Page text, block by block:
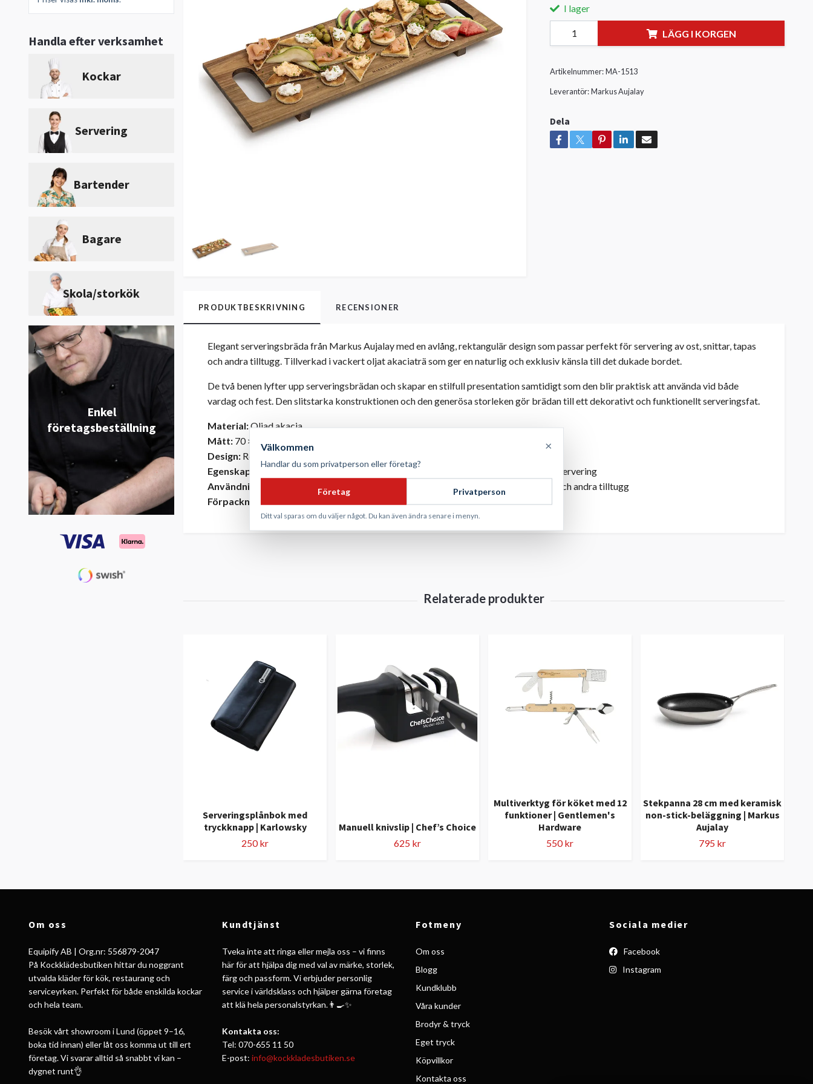
Handla efter verksamhet
Kockar
Servering
Bartender
Bagare
Skola/storkök
Enkel
företagsbeställning
I lager
LÄGG I KORGEN
Artikelnummer: MA-1513
Leverantör: Markus Aujalay
Dela
PRODUKTBESKRIVNING RECENSIONER
Elegant serveringsbräda från Markus Aujalay med en avlång, rektangulär design som passar perfekt för servering av ost, snittar, tapas
och andra tilltugg. Tillverkad i vackert oljat akaciaträ som ger en naturlig och exklusiv känsla till det dukade bordet.
De två benen lyfter upp serveringsbrädan och skapar en stilfull presentation samtidigt som den blir praktisk att använda vid både
vardag och fest. Den slitstarka konstruktionen och den generösa storleken gör brädan till ett dekorativt och funktionellt serveringsfat.
Material:Oljad akacia
Mått: 70 × 23 × 4 cm
Design: Rektangulär serveringsbräda med två ben
Egenskaper: Slitstark konstruktion, naturlig träfinish och upphöjd design för elegant servering
Användningsområde:
Perfekt för servering av ost, snittar, tapas, charkuterier, bröd och andra tilltugg
Förpackning:
Serveringsplånbok med
tryckknapp | Karlowsky
250 kr
Manuell knivslip | Chef’s Choice
625 kr
Multiverktyg för köket med 12
funktioner | Gentlemen's
Hardware
550 kr
Stekpanna 28 cm med keramisk
non-stick-beläggning | Markus
Aujalay
795 kr
Om oss
Equipify AB | Org.nr: 556879-2047
På Kockklädesbutiken hittar du noggrant
utvalda kläder för kök, restaurang och
serviceyrken. Perfekt för både enskilda kockar
och hela team.
Besök vårt showroom i Lund (öppet 9–16,
boka tid innan) eller låt oss komma ut till ert
företag. Vi svarar alltid så snabbt vi kan –
dygnet runt👌
Kundtjänst
Tveka inte att ringa eller mejla oss – vi finns
här för att hjälpa dig med val av märke, storlek,
färg och passform. Vi erbjuder personlig
service i världsklass och hjälper gärna företag
att klä hela personalstyrkan.👨‍🍳✨
Kontakta oss:
Tel: 070-655 11 50
E-post: info@kockkladesbutiken.se
Fotmeny
Om oss
Blogg
Kundklubb
Våra kunder
Brodyr & tryck
Eget tryck
Köpvillkor
Kontakta oss
Sociala medier
Facebook
Instagram
Välkommen ×
Handlar du som privatperson eller företag?
Företag Privatperson
Ditt val sparas om du väljer något. Du kan även ändra senare i menyn.